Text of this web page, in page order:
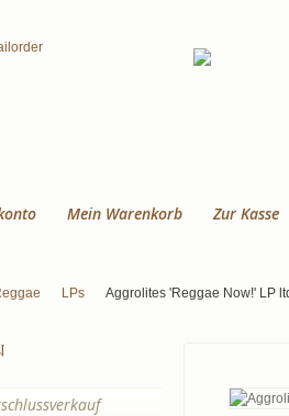
Mein Warenkorb Zur Kasse
LPs Aggrolites 'Reggae Now!' LP